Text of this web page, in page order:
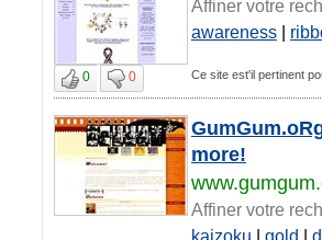
Affiner votre
awareness |
0 0 Ce site est'il pertinent
more!
Affiner votre
kaizoku | gold | d